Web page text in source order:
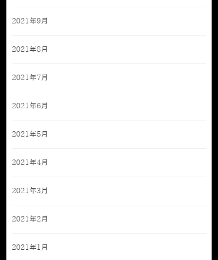
2021年9月
2021年8月
2021年7月
2021年6月
2021年5月
2021年4月
2021年3月
2021年2月
2021年1月